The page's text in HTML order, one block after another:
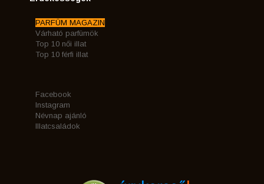
PARFÜM MAGAZIN
Várható parfümök
Top 10 női illat
Top 10 férfi illat
Facebook
Instagram
Névnap ajánló
Illatcsaládok